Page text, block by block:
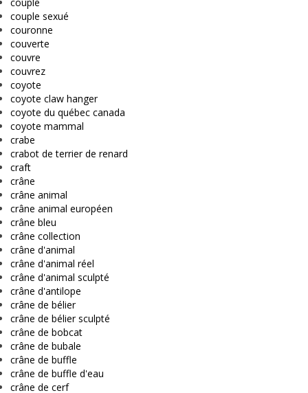
couple sexué
couronne
couverte
couvre
couvrez
coyote
coyote claw hanger
coyote du québec canada
coyote mammal
crabe
crabot de terrier de renard
craft
crâne
crâne animal
crâne animal européen
crâne bleu
crâne collection
crâne d'animal
crâne d'animal réel
crâne d'animal sculpté
crâne d'antilope
crâne de bélier
crâne de bélier sculpté
crâne de bobcat
crâne de bubale
crâne de buffle
crâne de buffle d'eau
crâne de cerf